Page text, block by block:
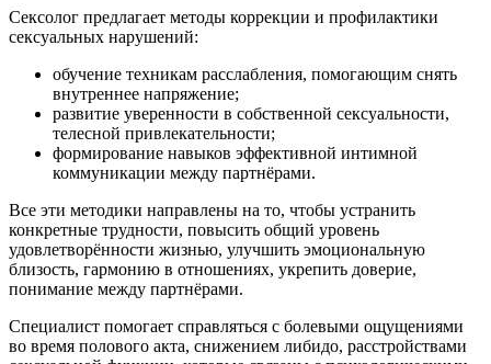
Сексолог предлагает методы коррекции и профилактики
сексуальных нарушений:
обучение техникам расслабления, помогающим снять
внутреннее напряжение;
развитие уверенности в собственной сексуальности,
телесной привлекательности;
формирование навыков эффективной интимной
коммуникации между партнёрами.
Все эти методики направлены на то, чтобы устранить
конкретные трудности, повысить общий уровень
удовлетворённости жизнью, улучшить эмоциональную
близость, гармонию в отношениях, укрепить доверие,
понимание между партнёрами.
Специалист помогает справляться с болевыми ощущениями
во время полового акта, снижением либидо, расстройствами